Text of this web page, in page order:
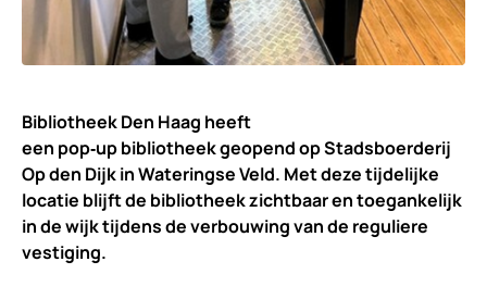
Bibliotheek Den Haag heeft
een pop‑up bibliotheek geopend op Stadsboerderij
Op den Dijk in Wateringse Veld. Met deze tijdelijke
locatie blijft de bibliotheek zichtbaar en toegankelijk
in de wijk tijdens de verbouwing van de reguliere
vestiging.